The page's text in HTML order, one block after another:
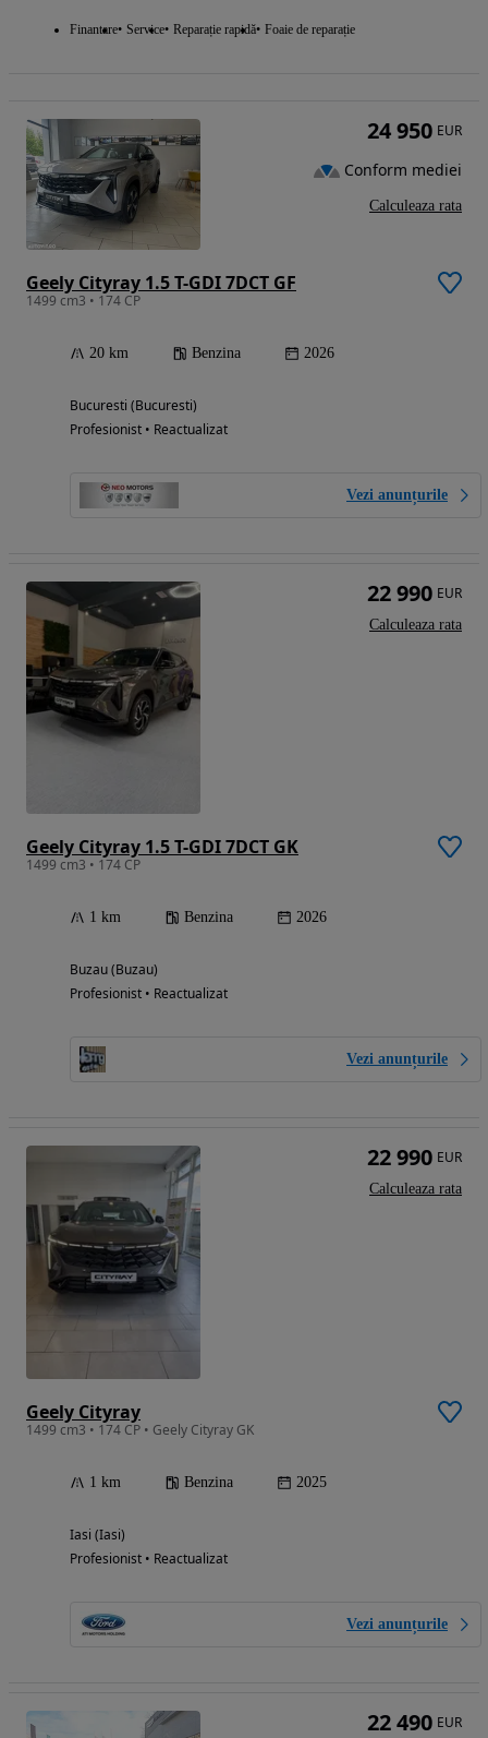
Finantare Service Reparație rapidă Foaie de reparație
Geely Cityray 1.5 T-GDI 7DCT GF
1499 cm3 • 174 CP
20 km Benzina 2026
Bucuresti (Bucuresti)
Profesionist • Reactualizat
Vezi anunțurile
24 950 EUR
Conform mediei
Calculeaza rata
Geely Cityray 1.5 T-GDI 7DCT GK
1499 cm3 • 174 CP
1 km Benzina 2026
Buzau (Buzau)
Profesionist • Reactualizat
Vezi anunțurile
22 990 EUR
Calculeaza rata
Geely Cityray
1499 cm3 • 174 CP • Geely Cityray GK
1 km Benzina 2025
Iasi (Iasi)
Profesionist • Reactualizat
Vezi anunțurile
22 990 EUR
Calculeaza rata
22 490 EUR